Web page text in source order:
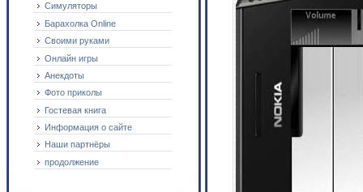
Симуляторы
Барахолка Online
Своими руками
Онлайн игры
Анекдоты
Фото приколы
Гостевая книга
Информация о сайте
Наши партнёры
продолжение